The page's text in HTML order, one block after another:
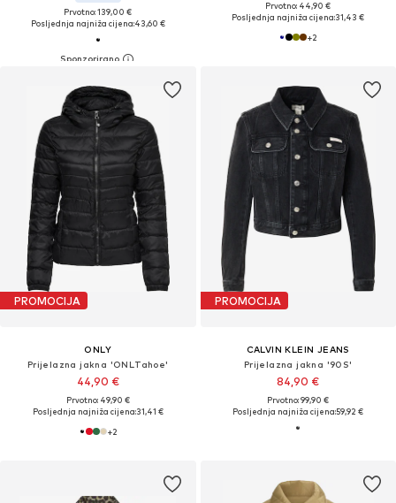
Prvotno: 139,00 €
Posljednja najniža cijena:43,60 €
Prvotno: 44,90 €
Posljednja najniža cijena:31,43 €
+2
PROMOCIJA
ONLY
Prijelazna jakna 'ONLTahoe'
44,90 €
Prvotno: 49,90 €
Posljednja najniža cijena:31,41 €
+2
PROMOCIJA
CALVIN KLEIN JEANS
Prijelazna jakna '90S'
84,90 €
Prvotno: 99,90 €
Posljednja najniža cijena:59,92 €